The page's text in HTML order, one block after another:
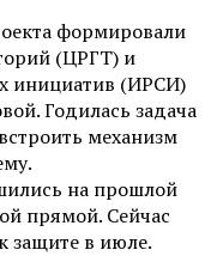
формировали
(ЦРГТ) и
инициатив (ИРСИ)
Годилась задача
механизм
на прошлой
прямой. Сейчас
защите в июле.